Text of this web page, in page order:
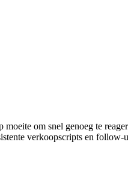
om snel genoeg te
verkoopscripts en